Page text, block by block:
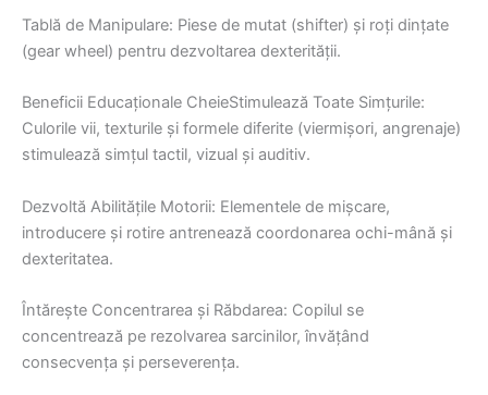
Tablă de Manipulare: Piese de mutat (shifter) și roți dințate
(gear wheel) pentru dezvoltarea dexterității.
Beneficii Educaționale CheieStimulează Toate Simțurile:
Culorile vii, texturile și formele diferite (viermișori, angrenaje)
stimulează simțul tactil, vizual și auditiv.
Dezvoltă Abilitățile Motorii: Elementele de mișcare,
introducere și rotire antrenează coordonarea ochi-mână și
dexteritatea.
Întărește Concentrarea și Răbdarea: Copilul se
concentrează pe rezolvarea sarcinilor, învățând
consecvența și perseverența.